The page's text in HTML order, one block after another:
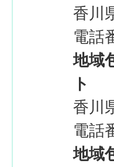
香川
電話
地域
ト
香川
電話
地域